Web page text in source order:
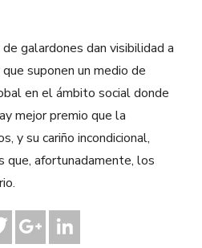
galardones dan visibilidad a
suponen un medio de
en el ámbito social donde
mejor premio que la
y su cariño incondicional,
afortunadamente, los